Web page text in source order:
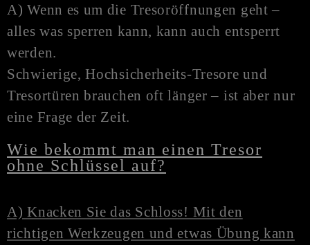
A) Wenn es um die Tresoröffnungen geht –
alles was sperren kann, kann auch entsperrt
werden.
Schwierige, Hochsicherheits-Tresore und
Tresortüren brauchen oft länger – ist aber nur
eine Frage der Zeit.
Wie bekommt man einen Tresor
ohne Schlüssel auf?
A) Knacken Sie das Schloss! Mit den
richtigen Werkzeugen und etwas Übung kann